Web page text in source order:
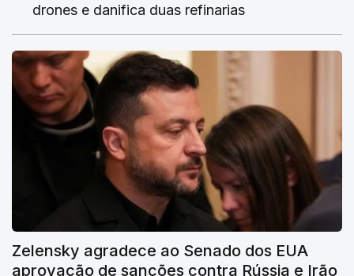
drones e danifica duas refinarias
Zelensky agradece ao Senado dos EUA
aprovação de sanções contra Rússia e Irão